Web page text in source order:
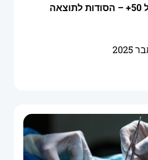
ניתוחים פלסטיים בגיל 50+ – הסודות לתוצאה